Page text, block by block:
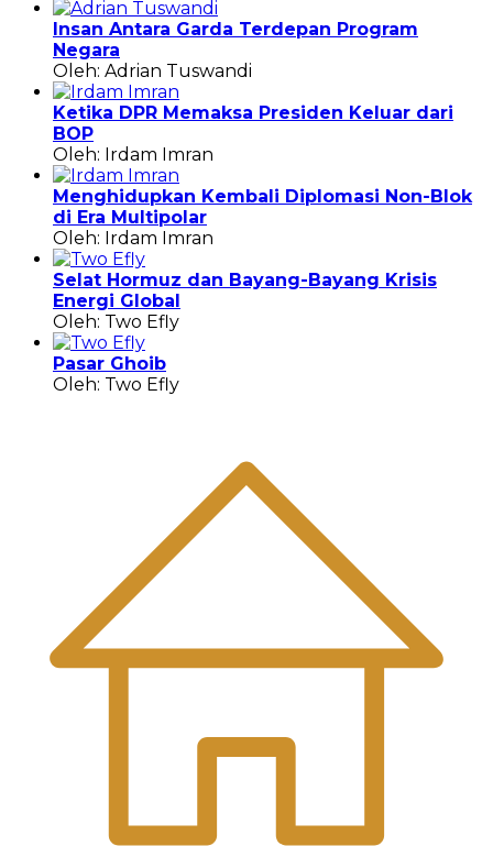
Insan Antara Garda Terdepan Program
Negara
Oleh: Adrian Tuswandi
Ketika DPR Memaksa Presiden Keluar dari
BOP
Oleh: Irdam Imran
Menghidupkan Kembali Diplomasi Non-Blok
di Era Multipolar
Oleh: Irdam Imran
Selat Hormuz dan Bayang-Bayang Krisis
Energi Global
Oleh: Two Efly
Pasar Ghoib
Oleh: Two Efly